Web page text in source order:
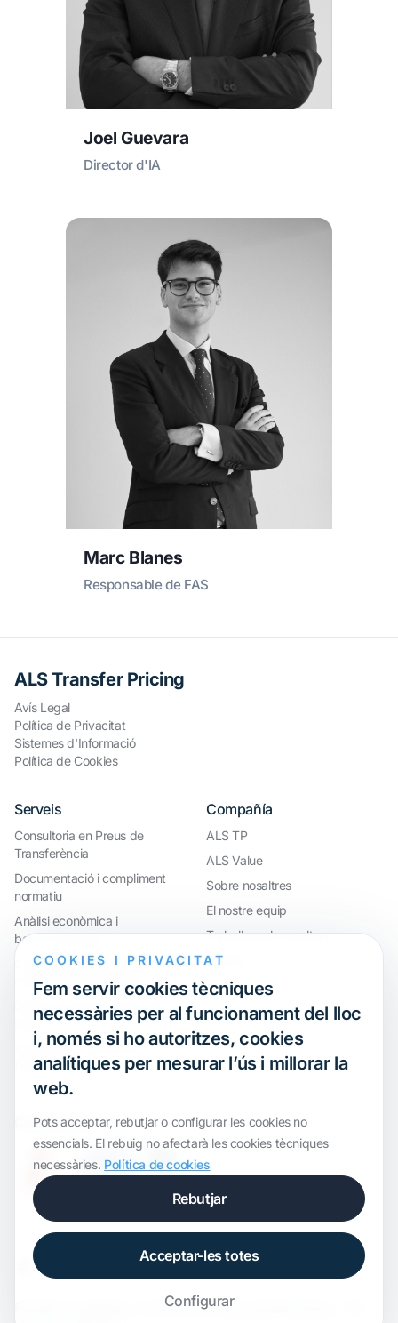
Joel Guevara
Director d'IA
Marc Blanes
Responsable de FAS
ALS Transfer Pricing
Avís Legal
Política de Privacitat
Sistemes d'Informació
Política de Cookies
Serveis
Consultoria en Preus de
Transferència
Documentació i compliment
normatiu
Anàlisi econòmica i
benchmarkings
Compliment internacional i
reorganització de grups
Defensa davant inspeccions i
litigis
Valoracions i operacions
financeres
Compañía
ALS TP
ALS Value
Sobre nosaltres
El nostre equip
Treballa amb nosaltres
Webinar
Certification
, modificada perALS Transfer Pricing
COOKIES I PRIVACITAT
Fem servir cookies tècniques
necessàries per al funcionament del lloc
i, només si ho autoritzes, cookies
analítiques per mesurar l’ús i millorar la
web.
Pots acceptar, rebutjar o configurar les cookies no
essencials. El rebuig no afectarà les cookies tècniques
necessàries. Política de cookies
Rebutjar
Acceptar-les totes
Configurar